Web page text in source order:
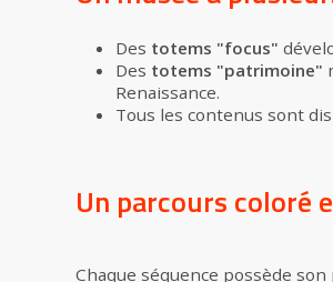
Des totems "focus"
Des totems "patrimoine"
Renaissance.
Tous les contenus sont
Un parcours coloré
Chaque séquence possède